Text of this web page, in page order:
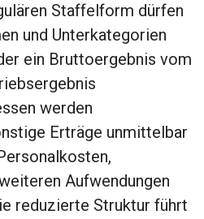
Staffelform dürfen
und Unterkategorien
ein Bruttoergebnis vom
werden
Erträge unmittelbar
Aufwendungen
reduzierte Struktur führt